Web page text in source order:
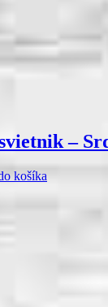
–
košíka